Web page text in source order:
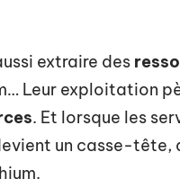
extraire des
Leur exploitation
. Et lorsque les
un casse-tête,